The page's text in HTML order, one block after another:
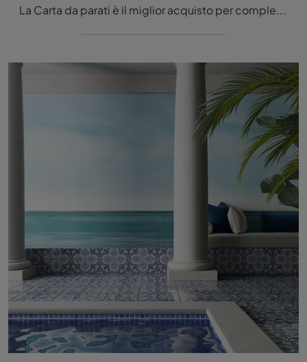
La Carta da parati è il miglior acquisto per completare i tuoi locali! Ultima un'ambientazione moderna con il modello Bamboo di Inkiostro Bianco.